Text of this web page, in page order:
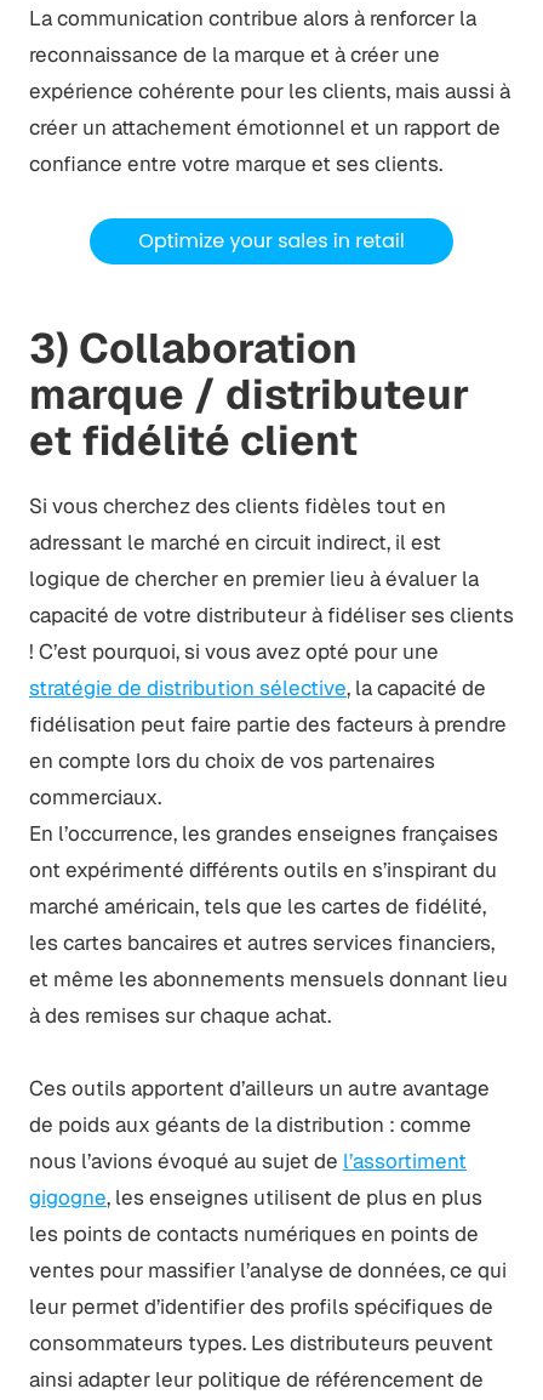
La communication contribue alors à renforcer la
reconnaissance de la marque et à créer une
expérience cohérente pour les clients, mais aussi à
créer un attachement émotionnel et un rapport de
confiance entre votre marque et ses clients.
3) Collaboration
marque / distributeur
et fidélité client
Si vous cherchez des clients fidèles tout en
adressant le marché en circuit indirect, il est
logique de chercher en premier lieu à évaluer la
capacité de votre distributeur à fidéliser ses clients
! C’est pourquoi, si vous avez opté pour une
stratégie de distribution sélective, la capacité de
fidélisation peut faire partie des facteurs à prendre
en compte lors du choix de vos partenaires
commerciaux.
En l’occurrence, les grandes enseignes françaises
ont expérimenté différents outils en s’inspirant du
marché américain, tels que les cartes de fidélité,
les cartes bancaires et autres services financiers,
et même les abonnements mensuels donnant lieu
à des remises sur chaque achat.
Ces outils apportent d’ailleurs un autre avantage
de poids aux géants de la distribution : comme
nous l’avions évoqué au sujet de l’assortiment
gigogne, les enseignes utilisent de plus en plus
les points de contacts numériques en points de
ventes pour massifier l’analyse de données, ce qui
leur permet d’identifier des profils spécifiques de
consommateurs types. Les distributeurs peuvent
ainsi adapter leur politique de référencement de